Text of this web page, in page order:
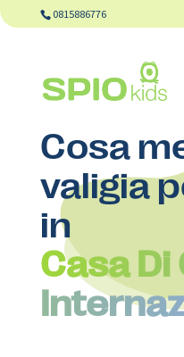
0815886776
Cosa
valigia
in
Casa Di